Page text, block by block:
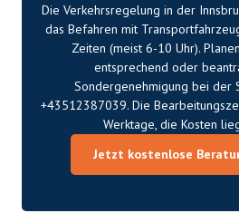
Die Verkehrsregelung in der
das Befahren mit
Zeiten (meist 6-10 Uhr).
entsprechend oder
Sondergenehmigung bei der
+43512387039. Die
Werktage, die Kosten
Jetzt kostenlose